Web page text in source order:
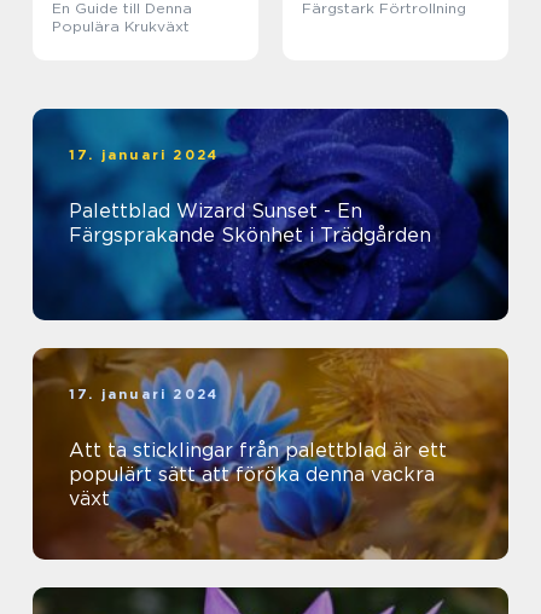
En Guide till Denna
Populära Krukväxt
Färgstark Förtrollning
17. januari 2024
Palettblad Wizard Sunset - En
Färgsprakande Skönhet i Trädgården
17. januari 2024
Att ta sticklingar från palettblad är ett
populärt sätt att föröka denna vackra
växt